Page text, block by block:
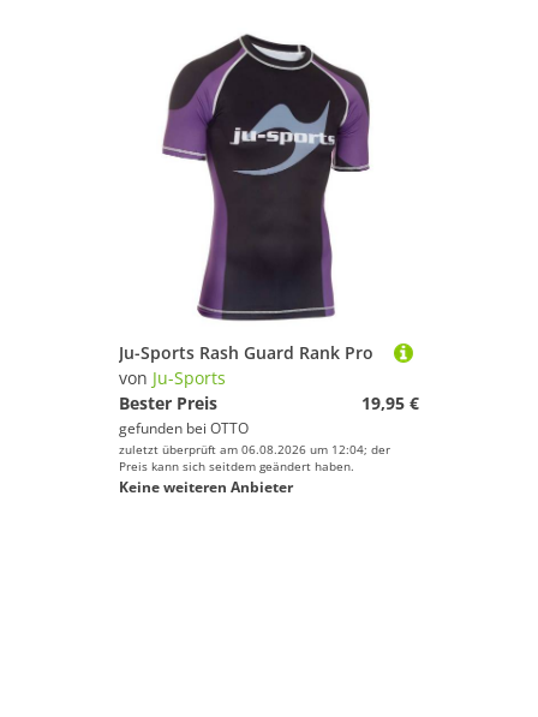
Ju-Sports Rash Guard Rank Pro
von Ju-Sports
Bester Preis
19,95 €
gefunden bei OTTO
zuletzt überprüft am 06.08.2026 um 12:04; der
Preis kann sich seitdem geändert haben.
Keine weiteren Anbieter